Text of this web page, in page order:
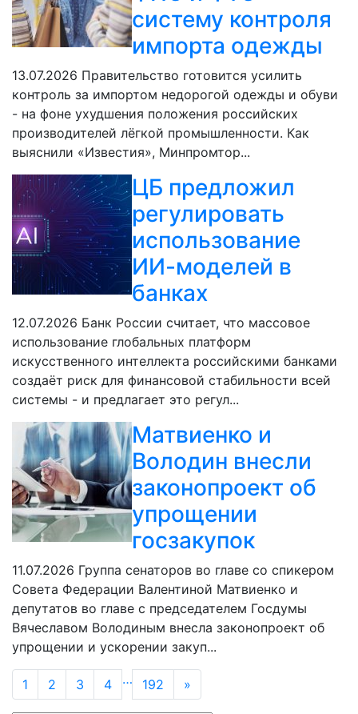
систему контроля
импорта одежды
13.07.2026 Правительство готовится усилить
контроль за импортом недорогой одежды и обуви
- на фоне ухудшения положения российских
производителей лёгкой промышленности. Как
выяснили «Известия», Минпромтор...
ЦБ предложил
регулировать
использование
ИИ-моделей в
банках
12.07.2026 Банк России считает, что массовое
использование глобальных платформ
искусственного интеллекта российскими банками
создаёт риск для финансовой стабильности всей
системы - и предлагает это регул...
Матвиенко и
Володин внесли
законопроект об
упрощении
госзакупок
11.07.2026 Группа сенаторов во главе со спикером
Совета Федерации Валентиной Матвиенко и
депутатов во главе с председателем Госдумы
Вячеславом Володиным внесла законопроект об
упрощении и ускорении закуп...
1 2 3 4 … 192 »